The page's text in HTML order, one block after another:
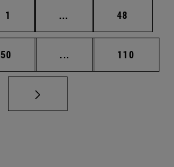
Página
1 ... Páginas intermedias
Página
48
Página
50 ... Páginas intermedias
Página
110